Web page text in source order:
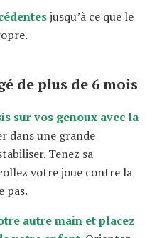
jusqu’à ce que le
de plus de 6 mois
sur vos genoux avec la
dans une grande
Tenez sa
votre joue contre la
pas.
autre main et placez